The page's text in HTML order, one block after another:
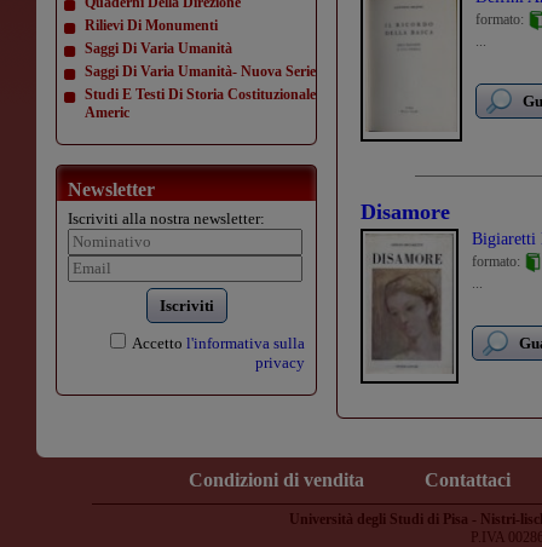
Rilievi Di Monumenti
Saggi Di Varia Umanità
Saggi Di Varia Umanità- Nuova Serie
Studi E Testi Di Storia Costituzionale
Americ
Newsletter
Iscriviti alla nostra newsletter:
Iscriviti
Accetto l'informativa sulla
privacy
formato:
...
Disamore
Bigiaretti
formato:
...
Condizioni di vendita Contattaci
Università degli Studi di Pisa - Nistri-
P.IVA